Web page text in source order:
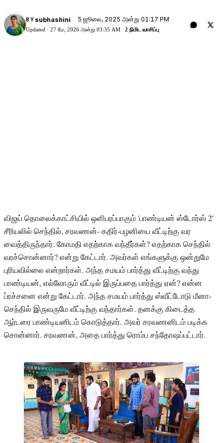
BY subhashini 5 ஜூலை, 2025 அன்று 01:17 PM
Updated · 27 மே, 2026 அன்று 03:35 AM 2 நிமிட வாசிப்பு
விஜய் தொலைக்காட்சியில் ஒளிபரப்பாகும் 'பாண்டியன் ஸ்டோர்ஸ் 2'
சீரியலில் செந்தில், சரவணன்- கதிர்-பழனியை வீட்டிற்கு வர
வைத்திருந்தார். கோமதி எதற்காக வந்தீர்கள்? எதற்காக செந்தில்
வரச்சொன்னார்? என்று கேட்டார். அவர்கள் எங்களுக்கு ஒன்றுமே
புரியவில்லை என்றார்கள். அந்த சமயம் பார்த்து வீட்டிற்கு வந்து
பாண்டியன், எல்லோரும் வீட்டில் இருப்பதை பார்த்து ஏன்? என்ன
ப்ரச்சனை என்று கேட்டார். அந்த சமயம் பார்த்து ஸ்வீட்டோடு மீனா-
செந்தில் இருவருமே வீட்டிற்கு வந்தார்கள். தனக்கு கிடைத்த
ஆர்டரை பாண்டியனிடம் கொடுத்தார். அவர் சரவணனிடம் படிக்க
சொன்னார். சரவணன், அதை பார்த்து ரொம்ப சந்தோஷப்பட்டார்.